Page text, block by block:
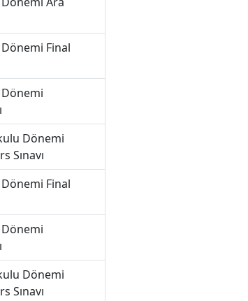
Final
Dönemi
Sınavı
Final
Dönemi
Sınavı